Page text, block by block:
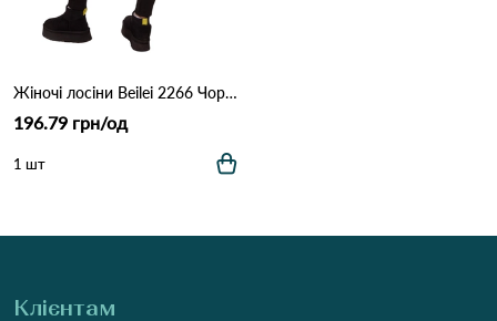
Жіночі лосіни Beilei 2266 Чорний
196.79 грн/од
1 шт
Клієнтам